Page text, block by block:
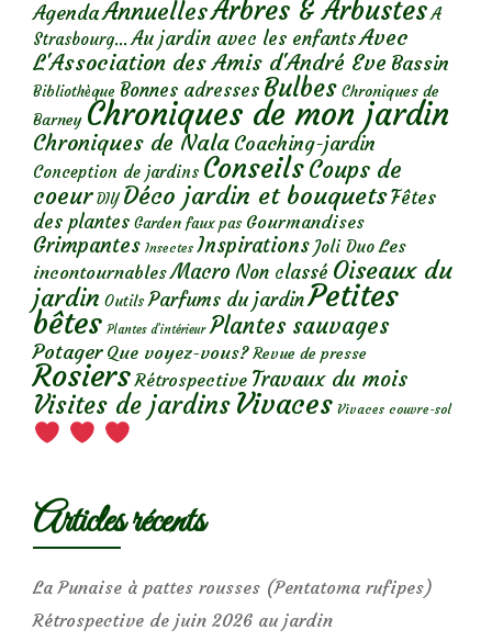
AgendaAnnuellesArbres & Arbustes A
Strasbourg... Au jardin avec les enfantsAvec
L'Association des Amis d'André Eve Bassin
Bibliothèque Bonnes adresses Bulbes Chroniques de
Barney Chroniques de mon jardin
Chroniques de Nala Coaching-jardin
Conception de jardins ConseilsCoups de
coeur DIY Déco jardin et bouquetsFêtes
des plantes Garden faux pas Gourmandises
Grimpantes Insectes Inspirations Joli Duo Les
incontournables Macro Non classé Oiseaux du
jardin Outils Parfums du jardinPetites
bêtes Plantes d’intérieur Plantes sauvages
Potager Que voyez-vous? Revue de presse
Rosiers Rétrospective Travaux du mois
Visites de jardins Vivaces Vivaces couvre-sol
Articles récents
La Punaise à pattes rousses (Pentatoma rufipes)
Rétrospective de juin 2026 au jardin